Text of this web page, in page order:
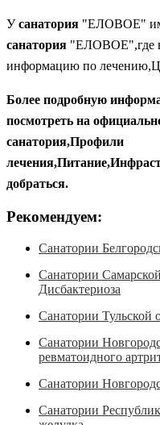
Усанатория "ЕЛОВОЕ"
санатория "ЕЛОВОЕ",где
информацию по
Более подробную
посмотреть на
санатория,Профили
добраться.
Рекомендуем:
Санатории
Санатории
Дисбактериоза
Санатории Тульской
Санатории
ревматоидного
Санатории
Санатории